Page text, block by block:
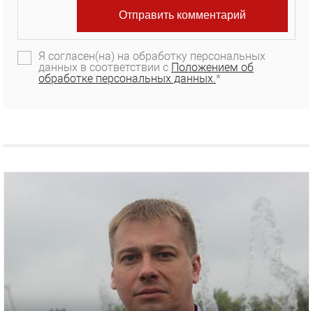
Я согласен(на) на обработку персональных
данных в соответствии с Положением об
обработке персональных данных.*